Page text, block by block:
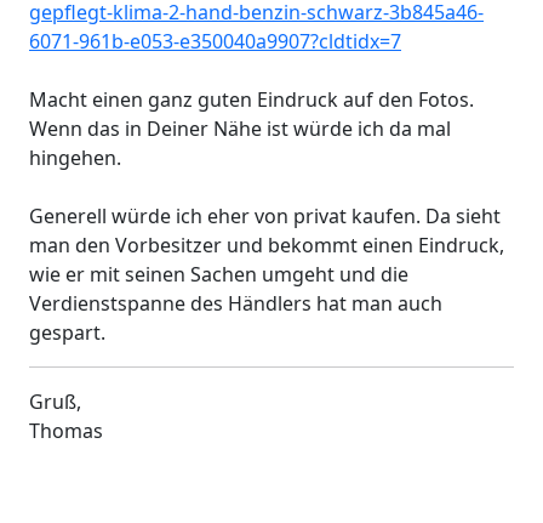
gepflegt-klima-2-hand-benzin-schwarz-3b845a46-
6071-961b-e053-e350040a9907?cldtidx=7
Macht einen ganz guten Eindruck auf den Fotos.
Wenn das in Deiner Nähe ist würde ich da mal
hingehen.
Generell würde ich eher von privat kaufen. Da sieht
man den Vorbesitzer und bekommt einen Eindruck,
wie er mit seinen Sachen umgeht und die
Verdienstspanne des Händlers hat man auch
gespart.
Gruß,
Thomas